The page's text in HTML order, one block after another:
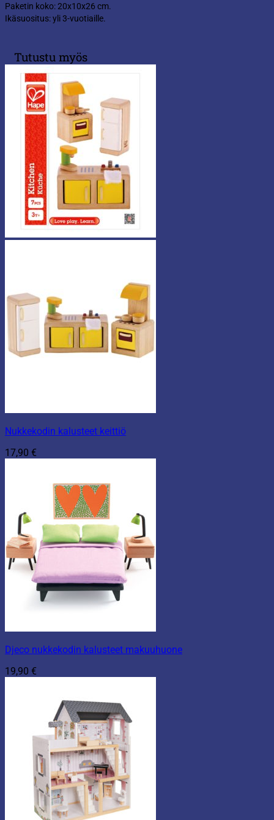
Paketin koko: 20x10x26 cm.
Ikäsuositus: yli 3-vuotiaille.
Tutustu myös
Nukkekodin kalusteet keittiö
17,90 €
Djeco nukkekodin kalusteet makuuhuone
19,90 €